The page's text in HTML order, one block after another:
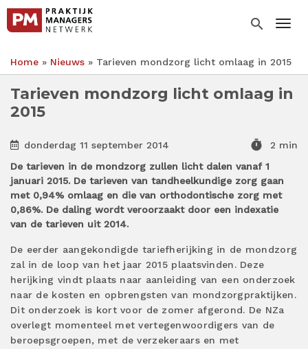
Overslaan
naar
inhoud
search
Home Nieuws Tarieven mondzorg licht omlaag in 2015
Tarieven mondzorg licht omlaag in
2015
donderdag 11 september 2014 timer
2 min
De tarieven in de mondzorg zullen licht dalen vanaf 1
januari 2015. De tarieven van tandheelkundige zorg gaan
met 0,94% omlaag en die van orthodontische zorg met
0,86%. De daling wordt veroorzaakt door een indexatie
van de tarieven uit 2014.
De eerder aangekondigde tariefherijking in de mondzorg
zal in de loop van het jaar 2015 plaatsvinden. Deze
herijking vindt plaats naar aanleiding van een onderzoek
naar de kosten en opbrengsten van mondzorgpraktijken.
Dit onderzoek is kort voor de zomer afgerond. De NZa
overlegt momenteel met vertegenwoordigers van de
beroepsgroepen, met de verzekeraars en met